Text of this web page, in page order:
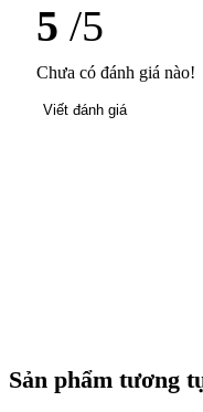
5 /5
Chưa có đánh giá nào!
Viết đánh giá
Sản phẩm tương